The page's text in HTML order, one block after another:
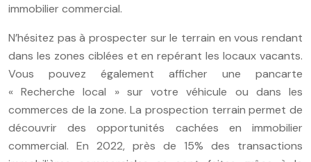
immobilier commercial.
N’hésitez pas à prospecter sur le terrain en vous rendant
dans les zones ciblées et en repérant les locaux vacants.
Vous pouvez également afficher une pancarte
« Recherche local » sur votre véhicule ou dans les
commerces de la zone. La prospection terrain permet de
découvrir des opportunités cachées en immobilier
commercial. En 2022, près de 15% des transactions